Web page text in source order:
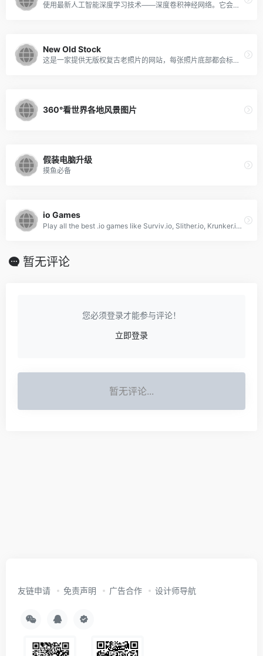
使用最新人工智能深度学习技术——深度卷积神经网络。它会将噪点和锯齿的部分进行补充，实现图片的无损放大
New Old Stock
这是一家提供无版权复古老照片的网站，每张照片底部都会标注照片拍摄的年份，见证着历史的沧桑，也散发着难以岁月如流的魅力。如果你喜欢复古类型的图片，那就一定不能错过 New Old Stock。
360°看世界各地风景图片
假装电脑升级
摸鱼必备
io Games
Play all the best .io games like Surviv.io, Slither.io, Krunker.io and Moomoo. Games are updated daily and are fully unblocked.
暂无评论
您必须登录才能参与评论！
立即登录
暂无评论...
友链申请 免责声明 广告合作 设计师导航